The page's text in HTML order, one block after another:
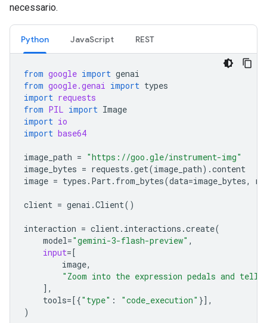
necessario.
Python JavaScript REST
from google import genai
from google.genai import types
import requests
from PIL import Image
import io
import base64
image_path = "https://goo.gle/instrument-img"
image_bytes = requests .get(image_path) .content
image = types . Part. from_bytes(data=image_bytes,
client = genai .Client()
interaction = client. interactions .create(
model="gemini-3-flash-preview" ,
input=[
image,
"Zoom into the expression pedals and tell
],
tools=[{"type" : "code_execution" }],
)